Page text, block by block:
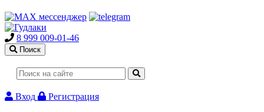
8 999 009-01-46
Поиск
Вход Регистрация